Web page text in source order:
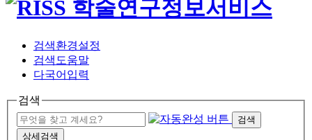
검색환경설정
검색도움말
다국어입력
검색
검색
상세검색